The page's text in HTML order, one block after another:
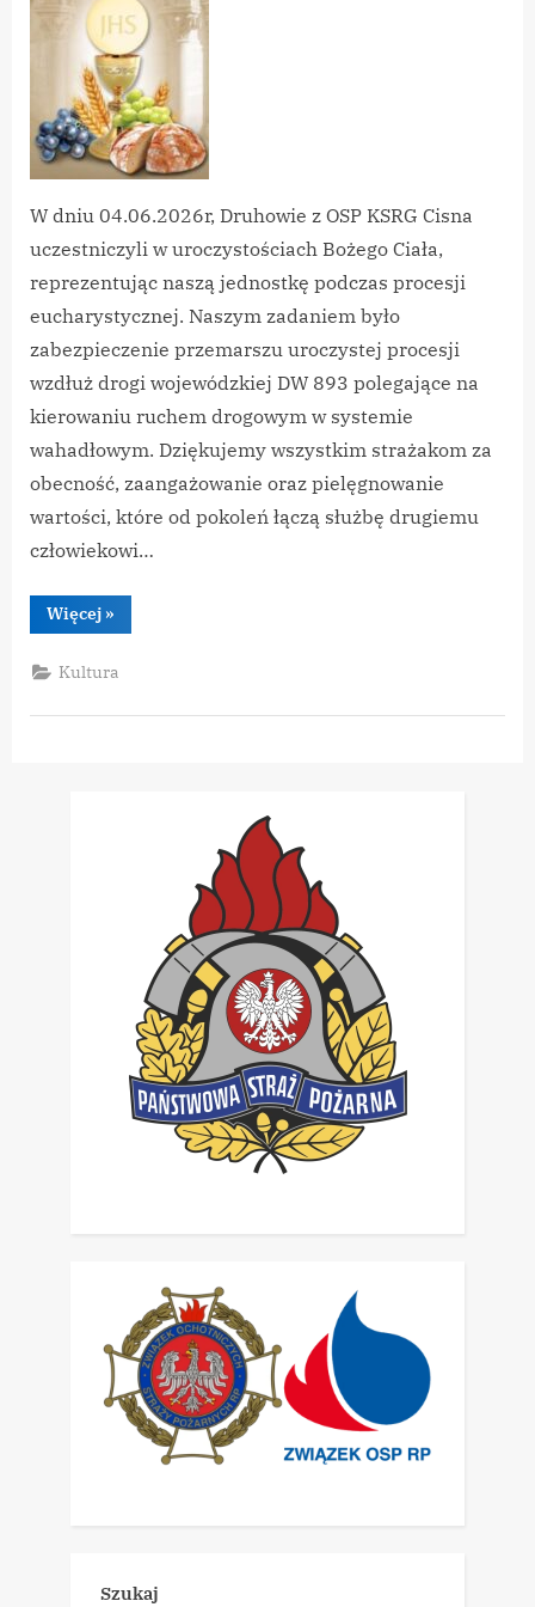
W dniu 04.06.2026r, Druhowie z OSP KSRG Cisna
uczestniczyli w uroczystościach Bożego Ciała,
reprezentując naszą jednostkę podczas procesji
eucharystycznej. Naszym zadaniem było
zabezpieczenie przemarszu uroczystej procesji
wzdłuż drogi wojewódzkiej DW 893 polegające na
kierowaniu ruchem drogowym w systemie
wahadłowym. Dziękujemy wszystkim strażakom za
obecność, zaangażowanie oraz pielęgnowanie
wartości, które od pokoleń łączą służbę drugiemu
człowiekowi…
Więcej“Boże
»
Kultura
Szukaj